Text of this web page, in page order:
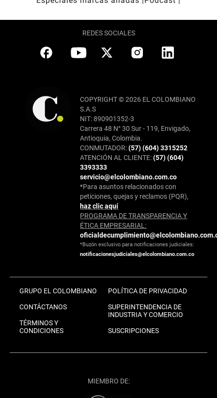
REDES SOCIALES
COPYRIGHT © 2026 EL COLOMBIANO
S.A.S
NIT: 890901352-3
Carrera 48 N° 30 Sur - 119, Envigado,
Antioquia, Colombia.
CONMUTADOR:(57) (604) 3315252
ATENCIÓN AL CLIENTE:(57) (604)
3393333
servicio@elcolombiano.com.co
*Para asuntos relacionados con
peticiones, quejas y reclamos (PQR),
haz clic aquí
PROGRAMA DE TRANSPARENCIA Y
ÉTICA EMPRESARIAL:
*Buzón exclusivo para notificaciones judiciales:
notificacionesjudiciales@elcolombiano.com.co
GRUPO EL COLOMBIANO
CONTÁCTANOS
TÉRMINOS Y
CONDICIONES
POLÍTICA DE PRIVACIDAD
SUPERINTENDENCIA DE
INDUSTRIA Y COMERCIO
SUSCRIPCIONES
MIEMBRO DE: